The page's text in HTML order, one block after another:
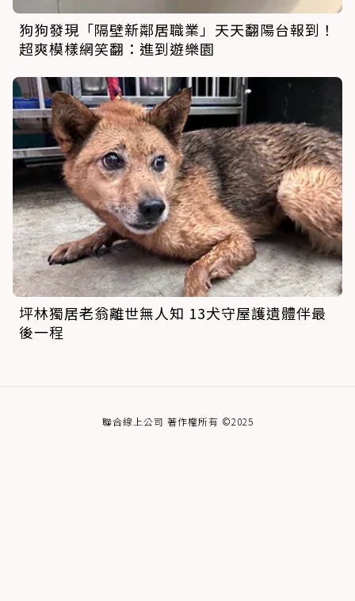
狗狗發現「隔壁新鄰居職業」天天翻陽台報到！
超爽模樣網笑翻：進到遊樂園
坪林獨居老翁離世無人知 13犬守屋護遺體伴最
後一程
聯合線上公司 著作權所有 ©2025